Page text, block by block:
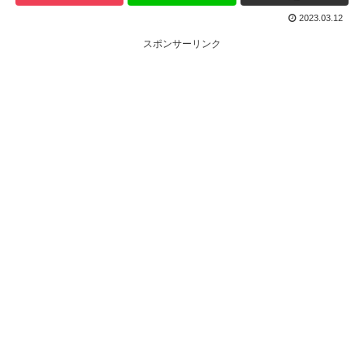
2023.03.12
スポンサーリンク